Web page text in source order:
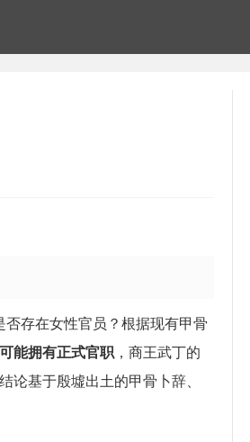
存在女性官员？根据现有甲骨
能拥有正式官职 ，商王武丁的
论基于殷墟出土的甲骨卜辞、